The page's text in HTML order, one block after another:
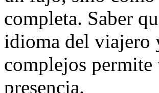
completa. Saber
idioma del viajero
complejos
presencia.